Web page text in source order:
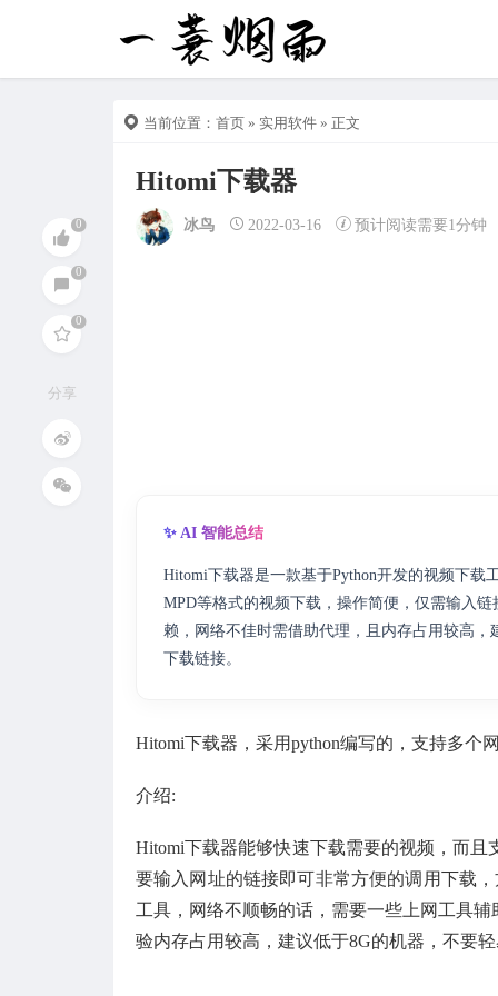
当前位置： 首页 » 实用软件 » 正文
Hitomi下载器
冰鸟 2022-03-16 预计阅读需要1分钟
✨ AI 智能总结
Hitomi下载器是一款基于Python开发的视频下载
MPD等格式的视频下载，操作简便，仅需输入
赖，网络不佳时需借助代理，且内存占用较高
下载链接。
Hitomi下载器，采用python编写的，支持多个
介绍:
Hitomi下载器能够快速下载需要的视频，而且
要输入网址的链接即可非常方便的调用下载
工具，网络不顺畅的话，需要一些上网工具
验内存占用较高，建议低于8G的机器，不要
分享